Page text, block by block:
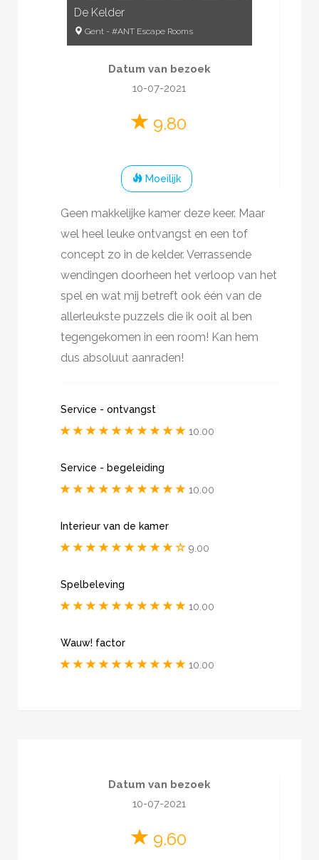
De Kelder
Gent- #ANT Escape Rooms
Datum van bezoek
10-07-2021
9.80
Moeilijk
Geen makkelijke kamer deze keer. Maar
wel heel leuke ontvangst en een tof
concept zo in de kelder. Verrassende
wendingen doorheen het verloop van het
spel en wat mij betreft ook één van de
allerleukste puzzels die ik ooit al ben
tegengekomen in een room! Kan hem
dus absoluut aanraden!
Service - ontvangst
10.00
Service - begeleiding
10.00
Interieur van de kamer
9.00
Spelbeleving
10.00
Wauw! factor
10.00
Datum van bezoek
10-07-2021
9.60